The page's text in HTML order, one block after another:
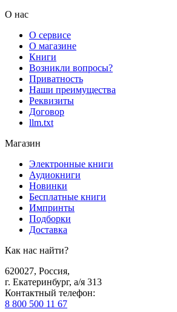
О нас
О сервисе
О магазине
Книги
Возникли вопросы?
Приватность
Наши преимущества
Реквизиты
Договор
llm.txt
Магазин
Электронные книги
Аудиокниги
Новинки
Бесплатные книги
Импринты
Подборки
Доставка
Как нас найти?
620027, Россия,
г. Екатеринбург, а/я 313
Контактный телефон:
8 800 500 11 67